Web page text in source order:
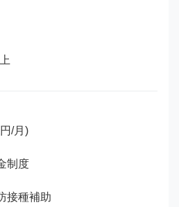
/月)
制度
接種補助